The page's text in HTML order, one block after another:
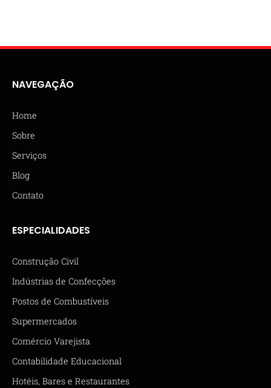
NAVEGAÇÃO
Home
Sobre
Serviços
Blog
Contato
ESPECIALIDADES
Construção Civil
Indústrias de Confecções
Postos de Combustíveis
Supermercados
Comércio Varejista
Contabilidade Educacional
Hotéis, Bares e Restaurantes